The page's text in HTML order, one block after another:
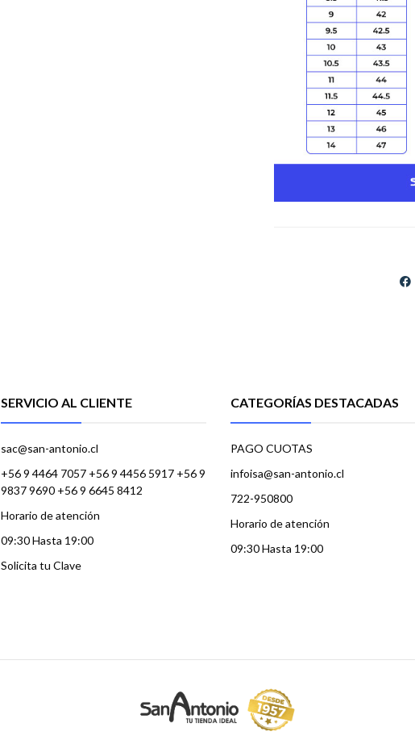
SERVICIO AL CLIENTE
sac@san-antonio.cl
+56 9 4464 7057 +56 9 4456 5917 +56 9
9837 9690 +56 9 6645 8412
Horario de atención
09:30 Hasta 19:00
Solicita tu Clave
CATEGORÍAS DESTACADAS
PAGO CUOTAS
infoisa@san-antonio.cl
722-950800
Horario de atención
09:30 Hasta 19:00